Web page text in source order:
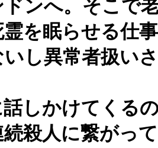
ドンへ。そこで
を眠らせる仕
し異常者扱い
しかけてくる
続殺人に繋がっ